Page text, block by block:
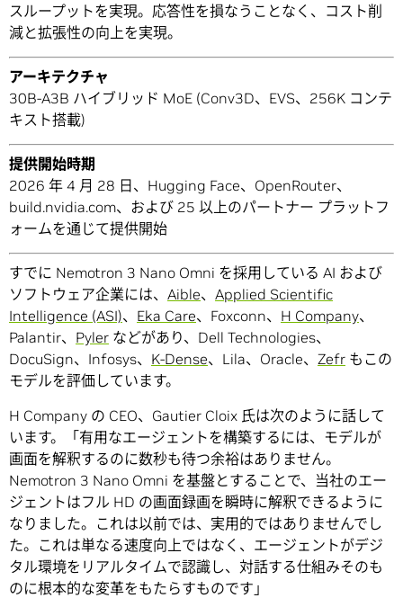
スループットを実現。応答性を損なうことなく、コスト削
減と拡張性の向上を実現。
アーキテクチャ
30B-A3B ハイブリッド MoE (Conv3D、EVS、256K コンテ
キスト搭載)
提供開始時期
2026 年 4 月 28 日、Hugging Face、OpenRouter、
build.nvidia.com、および 25 以上のパートナー プラットフ
ォームを通じて提供開始
すでに Nemotron 3 Nano Omni を採用している AI および
ソフトウェア企業には、 Aible、 Applied Scientific
Intelligence (ASI)、 Eka Care、Foxconn、 H Company、
Palantir、 Pyler などがあり、Dell Technologies、
DocuSign、Infosys、 K-Dense、Lila、Oracle、 Zefr もこの
モデルを評価しています。
H Company の CEO、Gautier Cloix 氏は次のように話して
います。「有用なエージェントを構築するには、モデルが
画面を解釈するのに数秒も待つ余裕はありません。
Nemotron 3 Nano Omni を基盤とすることで、当社のエー
ジェントはフル HD の画面録画を瞬時に解釈できるように
なりました。これは以前では、実用的ではありませんでし
た。これは単なる速度向上ではなく、エージェントがデジ
タル環境をリアルタイムで認識し、対話する仕組みそのも
のに根本的な変革をもたらすものです」